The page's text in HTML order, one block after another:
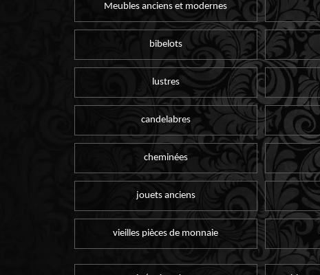
Meubles anciens et modernes
bibelots
lustres
candelabres
cheminées
jouets anciens
vieilles pièces de monnaie